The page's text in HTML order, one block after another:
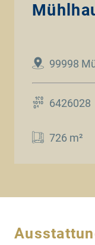
99998
6426028
726 m²